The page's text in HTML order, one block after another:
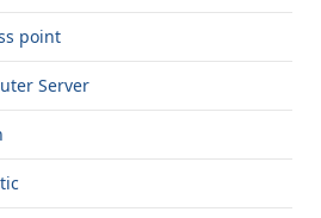
point
Server